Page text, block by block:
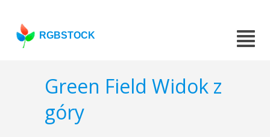
RGBSTOCK
Green Field Widok z
góry